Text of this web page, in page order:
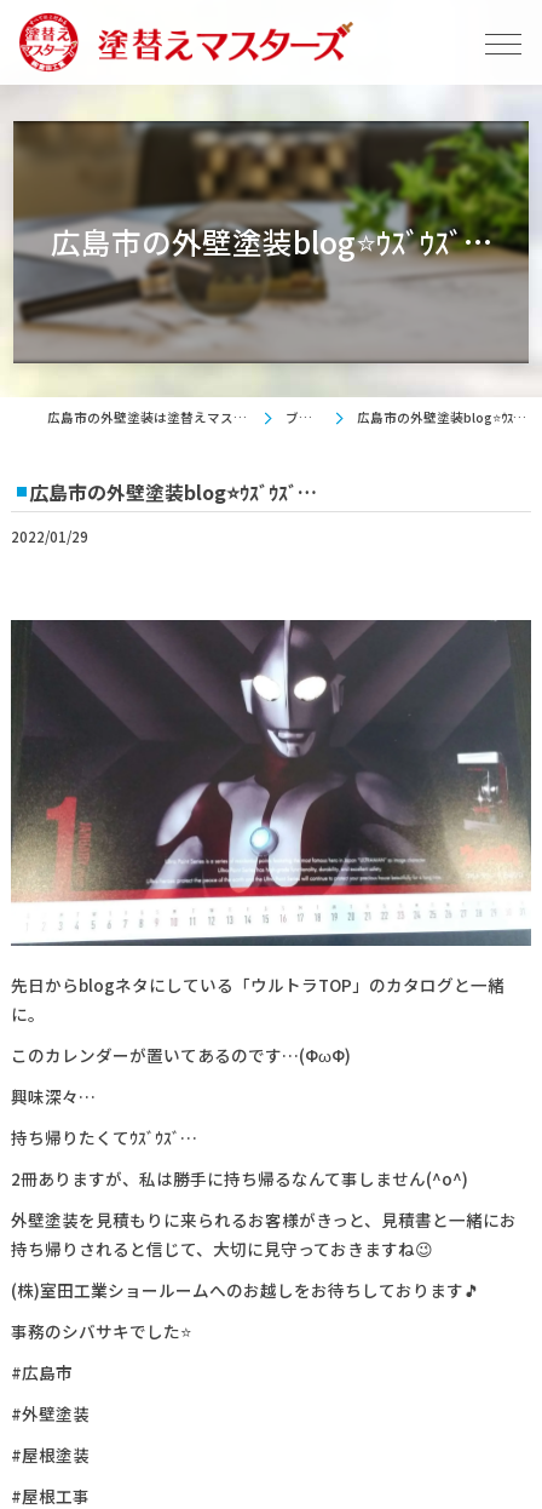
広島市の外壁塗装blog⭐ｳｽﾞｳｽﾞ…
広島市の外壁塗装は塗替えマスターズ ブログ 広島市の外壁塗装blog⭐ｳｽﾞｳｽﾞ…
広島市の外壁塗装blog⭐ｳｽﾞｳｽﾞ…
2022/01/29
先日からblogネタにしている「ウルトラTOP」のカタログと一緒
に。
このカレンダーが置いてあるのです…(ФωФ)
興味深々…
持ち帰りたくてｳｽﾞｳｽﾞ…
2冊ありますが、私は勝手に持ち帰るなんて事しません(^o^)
外壁塗装を見積もりに来られるお客様がきっと、見積書と一緒にお
持ち帰りされると信じて、大切に見守っておきますね😉
(株)室田工業ショールームへのお越しをお待ちしております🎵
事務のシバサキでした⭐
#広島市
#外壁塗装
#屋根塗装
#屋根工事